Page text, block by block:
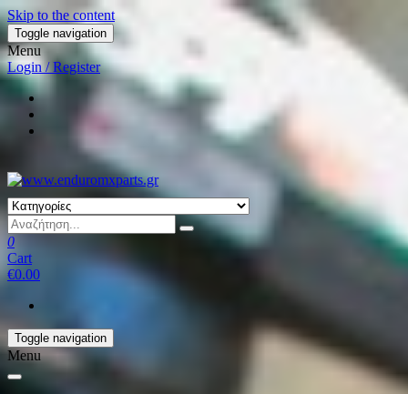
Skip to the content
Toggle navigation
Menu
Login / Register
0
Cart
€0.00
Toggle navigation
Menu